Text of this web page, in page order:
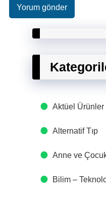
Aktüel Ürünler
Alternatif Tıp
Anne ve
Bilim –